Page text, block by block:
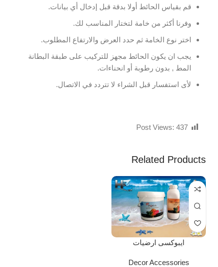
قم بقياس الحائط أولا بدقة قبل إدخال أي بيانات.
وفرنا أكثر من خامة لتختار المناسب لك.
اختر نوع الخامة ثم حدد العرض والارتفاع المطلوب.
يجب ان يكون الحائط مجهز للتركيب على طبقة البطانة
المط , بدون رطوبة أو انحناءات.
لأى استفسار قبل الشراء لا تتردد في الاتصال.
Post Views: 437
Related Products
ايبوكسى ارضيات
Decor Accessories